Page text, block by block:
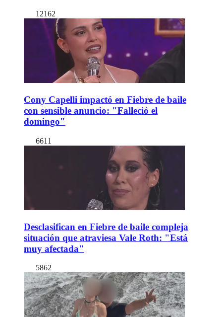
12162
Cony Capelli impactó en Fiebre de baile
con sensible anuncio: "Falleció el
domingo"
6611
Desclasifican en Fiebre de baile compleja
situación que atraviesa Vale Roth: "Está
muy afectada"
5862